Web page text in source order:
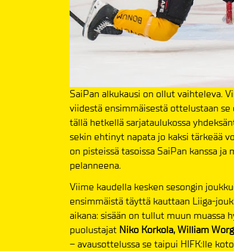
SaiPan alkukausi on ollut vaihteleva.
viidestä ensimmäisestä ottelustaan
tällä hetkellä sarjataulukossa
sekin ehtinyt napata jo kaksi tärkeää
on pisteissä tasoissa SaiPan kanssa
pelanneena.
Viime kaudella kesken sesongin
ensimmäistä täyttä kauttaan Liiga-
aikana: sisään on tullut muun muassa
puolustajat Niko Korkola, William
– avausottelussa se taipui HIFK:lle